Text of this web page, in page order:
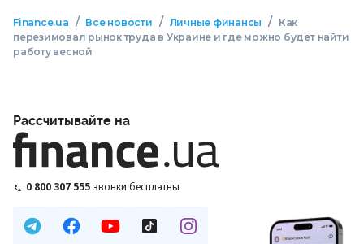
Finance.ua / Все новости / Личные финансы /
Как
перезимовал рынок труда в Украине и где можно будет найти
работу весной
Рассчитывайте на
0 800 307 555 звонки бесплатны